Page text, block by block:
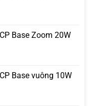
Base Zoom 20W
Base vuông 10W